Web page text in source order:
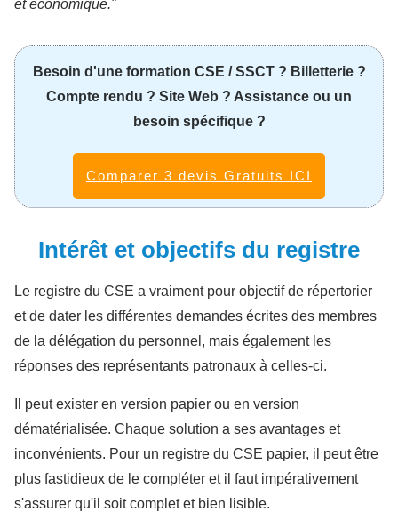
et économique."
Besoin d'une formation CSE / SSCT ? Billetterie ?
Compte rendu ? Site Web ? Assistance ou un
besoin spécifique ?
Comparer 3 devis Gratuits ICI
Intérêt et objectifs du registre
Le registre du CSE a vraiment pour objectif de répertorier
et de dater les différentes demandes écrites des membres
de la délégation du personnel, mais également les
réponses des représentants patronaux à celles-ci.
Il peut exister en version papier ou en version
dématérialisée. Chaque solution a ses avantages et
inconvénients. Pour un registre du CSE papier, il peut être
plus fastidieux de le compléter et il faut impérativement
s'assurer qu'il soit complet et bien lisible.